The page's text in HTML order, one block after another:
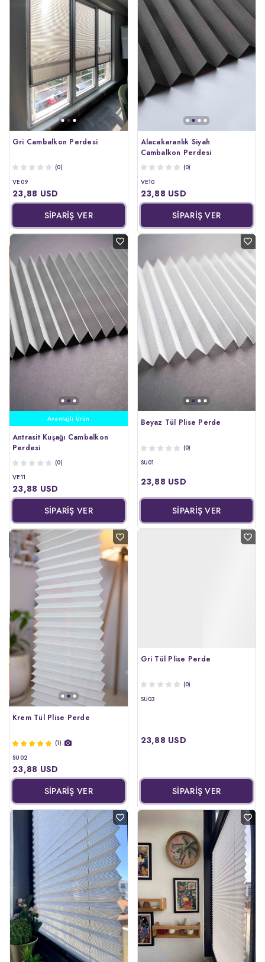
Gri Cambalkon Perdesi
(0)
VE09
23,88 USD
SİPARİŞ VER
Alacakaranlık Siyah
Cambalkon Perdesi
(0)
VE10
23,88 USD
SİPARİŞ VER
Avantajlı Ürün
Antrasit Kuşağı Cambalkon
Perdesi
(0)
VE11
23,88 USD
SİPARİŞ VER
Beyaz Tül Plise Perde
(0)
SU01
23,88 USD
SİPARİŞ VER
Krem Tül Plise Perde
(1)
SU02
23,88 USD
SİPARİŞ VER
Gri Tül Plise Perde
(0)
SU03
23,88 USD
SİPARİŞ VER